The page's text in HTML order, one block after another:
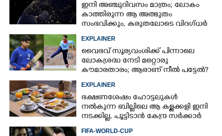
ഇനി അഞ്ചുദിവസം മാത്രം; ലോകം
കാത്തിരുന്ന ആ അത്ഭുതം
സംഭവിക്കും, കരുതലോടെ വിദഗ്ധർ
EXPLAINER
വൈഭവ് സൂര്യവംശിക്ക് പിന്നാലെ
ലോകശ്രദ്ധ നേടി മറ്റൊരു
കൗമാരതാരം; ആരാണ് നീൽ പട്ടേൽ?
EXPLAINER
ഭക്ഷണശേഷം ഹോട്ടലുകൾ
നൽകുന്ന ബില്ലിലെ ആ കള്ളക്കളി ഇനി
നടക്കില്ല, പൂട്ടിടാൻ കേന്ദ്ര സർക്കാർ
FIFA-WORLD-CUP